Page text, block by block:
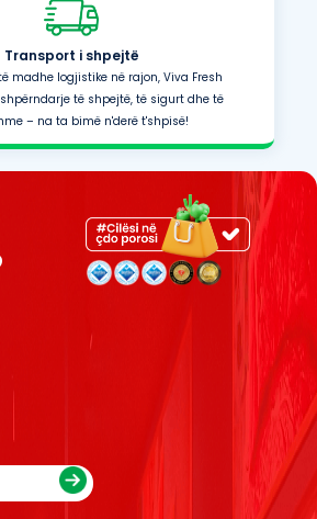
Transport i shpejtë
madhe logjistike në rajon, Viva Fresh
të shpejtë, të sigurt dhe të
– na ta bimë n'derë t'shpisë!